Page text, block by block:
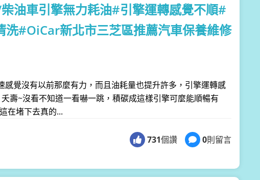
油車引擎無力耗油#引擎運轉感覺不順#
洗#OiCar新北市三芝區推薦汽車保養維修
覺沒有以前那麼有力，而且油耗量也提升許多，引擎運轉感
壽~沒看不知道一看嚇一跳，積碳成這樣引擎可麼能順暢有
在堵下去真的...
731個讚 0則留言